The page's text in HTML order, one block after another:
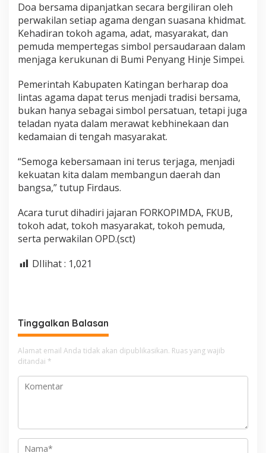
Doa bersama dipanjatkan secara bergiliran oleh
perwakilan setiap agama dengan suasana khidmat.
Kehadiran tokoh agama, adat, masyarakat, dan
pemuda mempertegas simbol persaudaraan dalam
menjaga kerukunan di Bumi Penyang Hinje Simpei.
Pemerintah Kabupaten Katingan berharap doa
lintas agama dapat terus menjadi tradisi bersama,
bukan hanya sebagai simbol persatuan, tetapi juga
teladan nyata dalam merawat kebhinekaan dan
kedamaian di tengah masyarakat.
“Semoga kebersamaan ini terus terjaga, menjadi
kekuatan kita dalam membangun daerah dan
bangsa,” tutup Firdaus.
Acara turut dihadiri jajaran FORKOPIMDA, FKUB,
tokoh adat, tokoh masyarakat, tokoh pemuda,
serta perwakilan OPD.(sct)
DIlihat : 1,021
Tinggalkan Balasan
Alamat email Anda tidak akan dipublikasikan. Ruas yang wajib
ditandai *